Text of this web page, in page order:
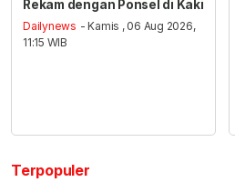
Rekam dengan Ponsel di Kaki
Dailynews - Kamis , 06 Aug 2026,
11:15 WIB
Terpopuler